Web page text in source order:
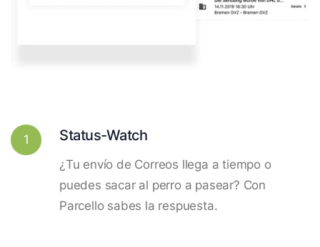
1 Status-Watch
¿Tu envío de Correos llega a tiempo o
puedes sacar al perro a pasear? Con
Parcello sabes la respuesta.